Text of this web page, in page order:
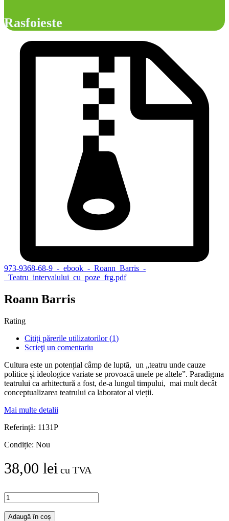
Rasfoieste
973-9368-68-9_-_ebook_-_Roann_Barris_-
_Teatru_intervalului_cu_poze_frg.pdf
Roann Barris
Rating
Citiți părerile utilizatorilor (1)
Scrieţi un comentariu
Cultura este un potențial câmp de luptă, un „teatru unde cauze
politice și ideologice variate se provoacă unele pe altele”. Paradigma
teatrului ca arhitectură a fost, de-a lungul timpului, mai mult decât
conceptualizarea teatrului ca laborator al vieții.
Mai multe detalii
Referință: 1131P
Condiție: Nou
38,00 lei cu TVA
Adaugă în coș